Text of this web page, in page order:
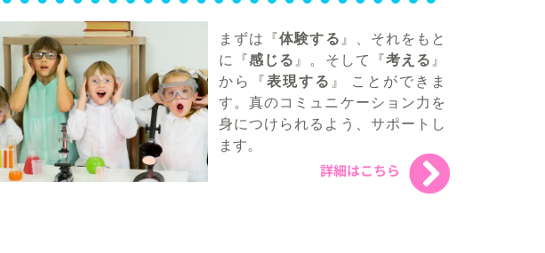
まずは『体験する 』、それをもと
に『感じる 』。そして『考える 』
から『表現する 』 ことができま
す。真のコミュニケーション力を
身につけられるよう、サポートし
ます。
詳細はこちら